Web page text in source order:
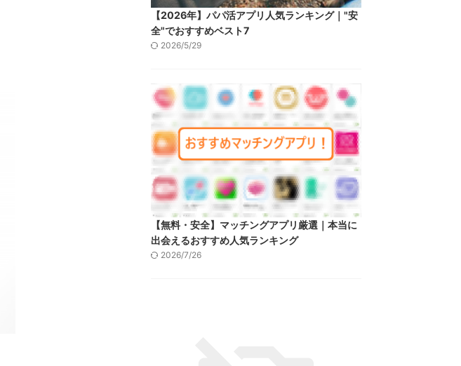
【2026年】パパ活アプリ人気ランキング｜"安
全"でおすすめベスト7
2026/5/29
【無料・安全】マッチングアプリ厳選｜本当に
出会えるおすすめ人気ランキング
2026/7/26